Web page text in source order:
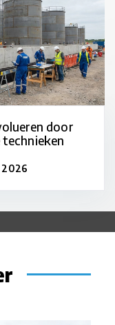
door
technieken
2026